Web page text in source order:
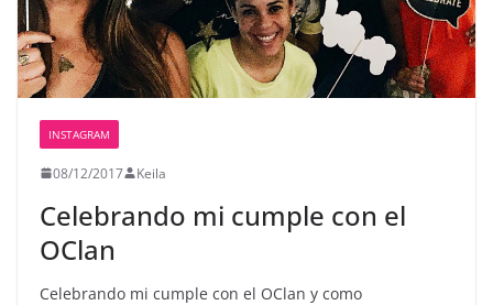
INSTAGRAM
08/12/2017 Keila
Celebrando mi cumple con el
OClan️
Celebrando mi cumple con el OClan️ y como